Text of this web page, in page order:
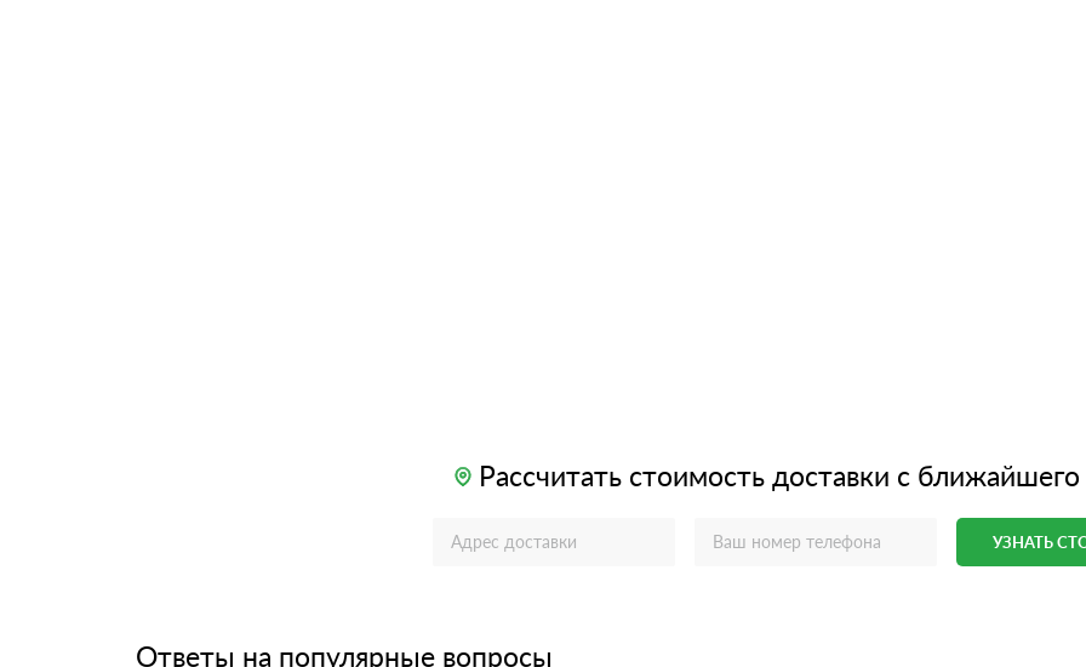
Рассчитать стоимость доставки с ближайшего
УЗНАТЬ
Ответы на популярные вопросы